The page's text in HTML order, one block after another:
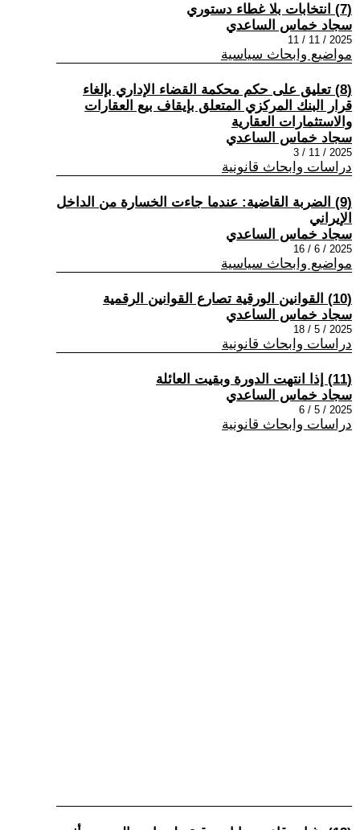
(7) انتخابات بلا غطاء دستوري
سجاد خماس الساعدي
2025 / 11 / 11
مواضيع وابحاث سياسية
(8) تعليق على حكم محكمة القضاء الإداري بإلغاء
قرار البنك المركزي المتعلق بإيقاف بيع العقارات
والاستثمارات العقارية
سجاد خماس الساعدي
2025 / 11 / 3
دراسات وابحاث قانونية
(9) الضربة القاضية: عندما جاءت الخسارة من الداخل
الإيراني
سجاد خماس الساعدي
2025 / 6 / 16
مواضيع وابحاث سياسية
(10) القوانين الورقية تصارع القوانين الرقمية
سجاد خماس الساعدي
2025 / 5 / 18
دراسات وابحاث قانونية
(11) إذا انتهت الدورة وبقيت العائلة
سجاد خماس الساعدي
2025 / 5 / 6
دراسات وابحاث قانونية